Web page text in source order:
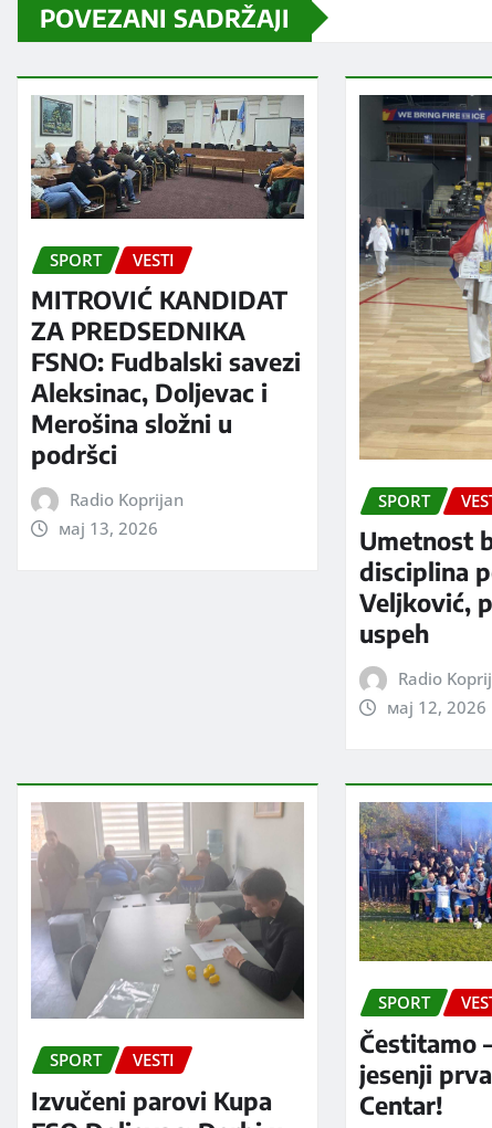
POVEZANI SADRŽAJI
SPORT VESTI
MITROVIĆ KANDIDAT
ZA PREDSEDNIKA
FSNO: Fudbalski savezi
Aleksinac, Doljevac i
Merošina složni u
podršci
Radio Koprijan
мај 13, 2026
SPORT
Umetnost
disciplina
Veljković,
uspeh
Radio
мај 12, 2026
SPORT VESTI
Izvučeni parovi Kupa
SPORT
Čestitamo
jesenji
Centar!